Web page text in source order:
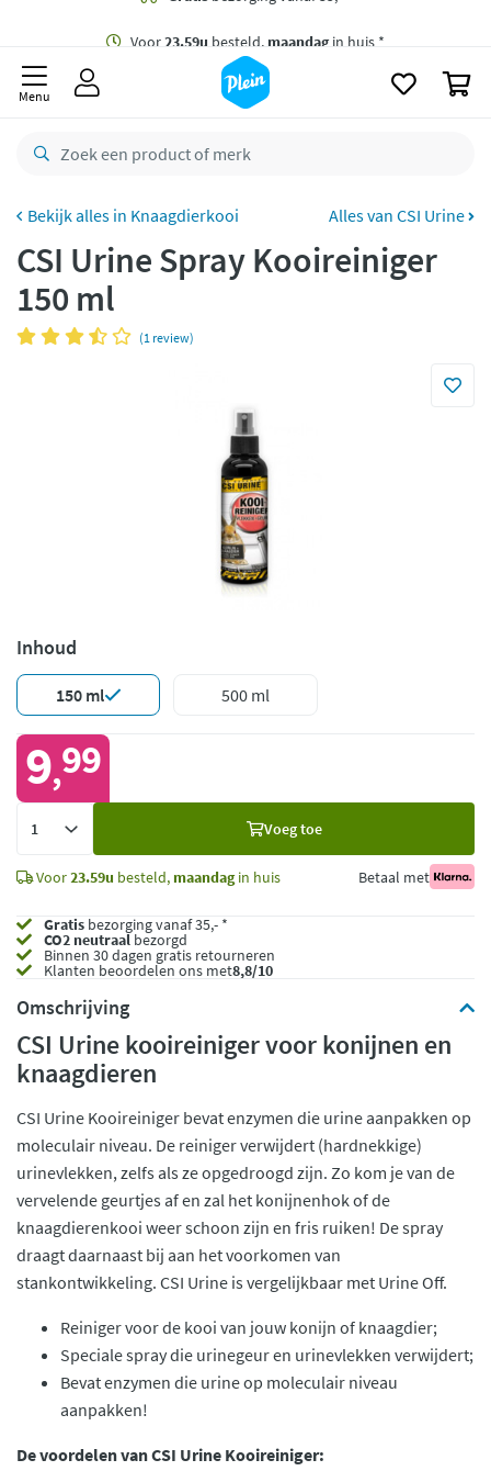
besteld,maandag
retourneren
CO2 neutraal
Betaal met Klarna
Menu
Knaagdierkooi Alles van CSI Urine
CSI Urine Spray Kooireiniger
150 ml
(1 review)
Inhoud
150 ml 500 ml
9,99
Voeg toe
Voor23.59u besteld, maandagin huis Betaal met
Gratis bezorging vanaf 35,- *
CO2 neutraalbezorgd
Binnen 30 dagen gratis retourneren
Klanten beoordelen ons met8,8/10
Omschrijving
CSI Urine kooireiniger voor konijnen en
knaagdieren
CSI Urine Kooireiniger bevat enzymen die urine aanpakken op
moleculair niveau. De reiniger verwijdert (hardnekkige)
urinevlekken, zelfs als ze opgedroogd zijn. Zo kom je van de
vervelende geurtjes af en zal het konijnenhok of de
knaagdierenkooi weer schoon zijn en fris ruiken! De spray
draagt daarnaast bij aan het voorkomen van
stankontwikkeling. CSI Urine is vergelijkbaar met Urine Off.
Reiniger voor de kooi van jouw konijn of knaagdier;
Speciale spray die urinegeur en urinevlekken verwijdert;
Bevat enzymen die urine op moleculair niveau
aanpakken!
De voordelen van CSI Urine Kooireiniger: